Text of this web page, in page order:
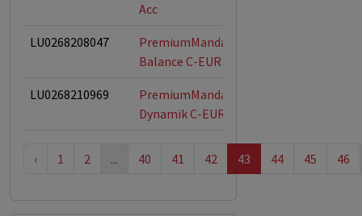
Acc
LU0268208047
PremiumMandat
Balance C-EUR
LU0268210969
PremiumMandat
Dynamik C-EUR
‹ 1 2 ... 40 41 42 43 44 45 46